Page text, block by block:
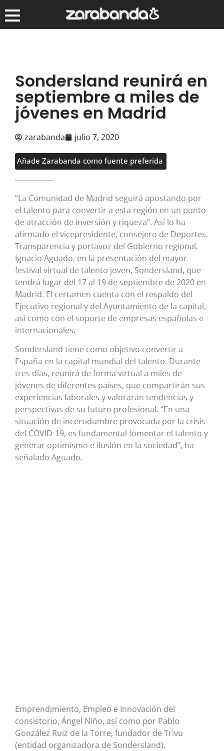
Sondersland reunirá en
septiembre a miles de
jóvenes en Madrid
zarabanda julio 7, 2020
Añade Zarabanda como fuente preferida
“La Comunidad de Madrid seguirá apostando por
el talento para convertir a esta región en un punto
de atracción de inversión y riqueza”. Así lo ha
afirmado el vicepresidente, consejero de Deportes,
Transparencia y portavoz del Gobierno regional,
Ignacio Aguado, en la presentación del mayor
festival virtual de talento joven, Sondersland, que
tendrá lugar del 17 al 19 de septiembre de 2020 en
Madrid. El certamen cuenta con el respaldo del
Ejecutivo regional y del Ayuntamiento de la capital,
así como con el soporte de empresas españolas e
internacionales.
Sondersland tiene como objetivo convertir a
España en la capital mundial del talento. Durante
tres días, reunirá de forma virtual a miles de
jóvenes de diferentes países, que compartirán sus
experiencias laborales y valorarán tendencias y
perspectivas de su futuro profesional. “En una
situación de incertidumbre provocada por la crisis
del COVID-19, es fundamental fomentar el talento y
generar optimismo e ilusión en la sociedad”, ha
señalado Aguado.
Emprendimiento, Empleo e Innovación del
consistorio, Ángel Niño, así como por Pablo
González Ruiz de la Torre, fundador de Trivu
(entidad organizadora de Sondersland).